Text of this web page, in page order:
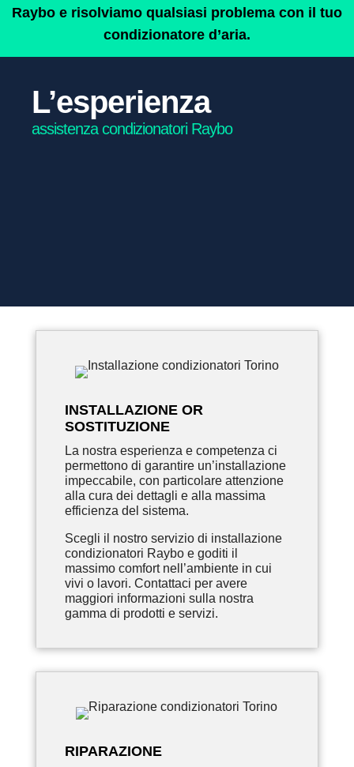
Raybo e risolviamo qualsiasi problema con il tuo
condizionatore d’aria.
L’esperienza
assistenza condizionatori Raybo
INSTALLAZIONE OR
SOSTITUZIONE
La nostra esperienza e competenza ci
permettono di garantire un’installazione
impeccabile, con particolare attenzione
alla cura dei dettagli e alla massima
efficienza del sistema.
Scegli il nostro servizio di installazione
condizionatori Raybo e goditi il
massimo comfort nell’ambiente in cui
vivi o lavori. Contattaci per avere
maggiori informazioni sulla nostra
gamma di prodotti e servizi.
RIPARAZIONE